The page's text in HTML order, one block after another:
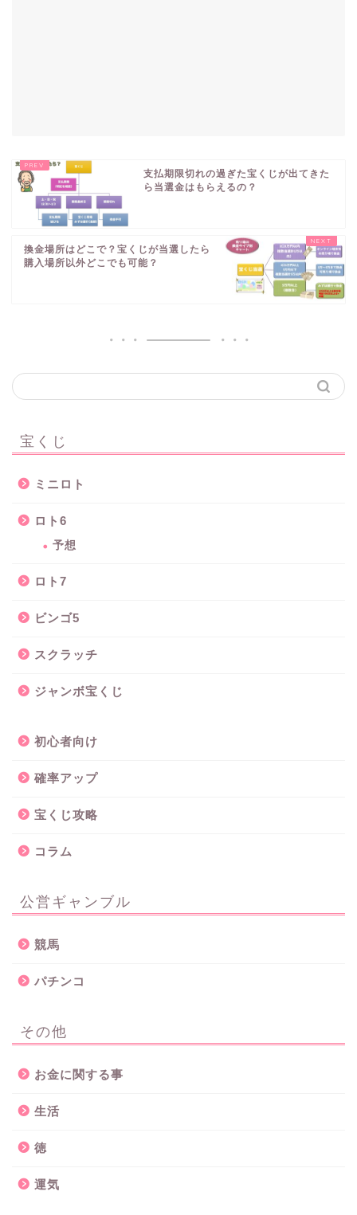
支払期限切れの過ぎた宝くじが出てきた
ら当選金はもらえるの？
換金場所はどこで？宝くじが当選したら
購入場所以外どこでも可能？
宝くじ
ミニロト
ロト6
予想
ロト7
ビンゴ5
スクラッチ
ジャンボ宝くじ
初心者向け
確率アップ
宝くじ攻略
コラム
公営ギャンブル
競馬
パチンコ
その他
お金に関する事
生活
徳
運気